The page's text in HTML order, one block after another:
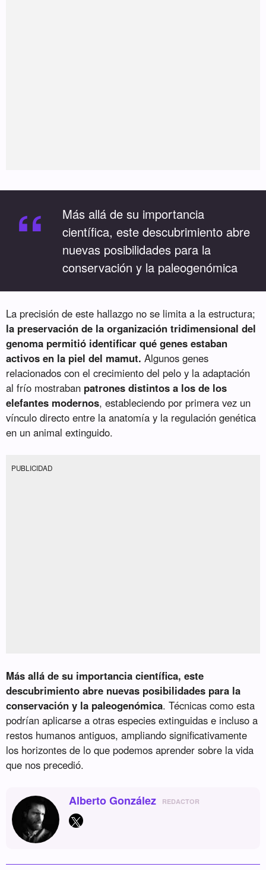
“
Más allá de su importancia
científica, este descubrimiento abre
nuevas posibilidades para la
conservación y la paleogenómica
La precisión de este hallazgo no se limita a la estructura;
la preservación de la organización tridimensional del
genoma permitió identificar qué genes estaban
activos en la piel del mamut. Algunos genes
relacionados con el crecimiento del pelo y la adaptación
al frío mostraban patrones distintos a los de los
elefantes modernos, estableciendo por primera vez un
vínculo directo entre la anatomía y la regulación genética
en un animal extinguido.
PUBLICIDAD
Más allá de su importancia científica, este
descubrimiento abre nuevas posibilidades para la
conservación y la paleogenómica. Técnicas como esta
podrían aplicarse a otras especies extinguidas e incluso a
restos humanos antiguos, ampliando significativamente
los horizontes de lo que podemos aprender sobre la vida
que nos precedió.
Alberto González REDACTOR